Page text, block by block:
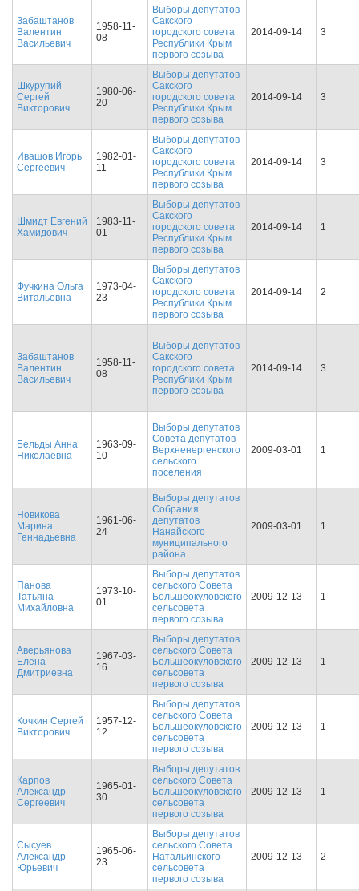
Забаштанов
Валентин
Васильевич
1958-11-
08
Выборы депутатов
Сакского
городского совета
Республики Крым
первого созыва
2014-09-14 3
Шкурупий
Сергей
Викторович
1980-06-
20
Выборы депутатов
Сакского
городского совета
Республики Крым
первого созыва
2014-09-14 3
Ивашов Игорь
Сергеевич
1982-01-
11
Выборы депутатов
Сакского
городского совета
Республики Крым
первого созыва
2014-09-14 3
Шмидт Евгений
Хамидович
1983-11-
01
Выборы депутатов
Сакского
городского совета
Республики Крым
первого созыва
2014-09-14 1
Фучкина Ольга
Витальевна
1973-04-
23
Выборы депутатов
Сакского
городского совета
Республики Крым
первого созыва
2014-09-14 2
Забаштанов
Валентин
Васильевич
1958-11-
08
Выборы депутатов
Сакского
городского совета
Республики Крым
первого созыва
2014-09-14 3
Бельды Анна
Николаевна
1963-09-
10
Выборы депутатов
Совета депутатов
Верхненергенского
сельского
поселения
2009-03-01 1
Новикова
Марина
Геннадьевна
1961-06-
24
Выборы депутатов
Собрания
депутатов
Нанайского
муниципального
района
2009-03-01 1
Панова
Татьяна
Михайловна
1973-10-
01
Выборы депутатов
cельского Совета
Большеокуловского
сельсовета
первого созыва
2009-12-13 1
Аверьянова
Елена
Дмитриевна
1967-03-
16
Выборы депутатов
cельского Совета
Большеокуловского
сельсовета
первого созыва
2009-12-13 1
Кочкин Сергей
Викторович
1957-12-
12
Выборы депутатов
cельского Совета
Большеокуловского
сельсовета
первого созыва
2009-12-13 1
Карпов
Александр
Сергеевич
1965-01-
30
Выборы депутатов
cельского Совета
Большеокуловского
сельсовета
первого созыва
2009-12-13 1
Сысуев
Александр
Юрьевич
1965-06-
23
Выборы депутатов
cельского Совета
Натальинского
сельсовета
первого созыва
2009-12-13 2